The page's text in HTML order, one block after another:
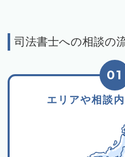
司法書士への相談の
エリアや相談
01